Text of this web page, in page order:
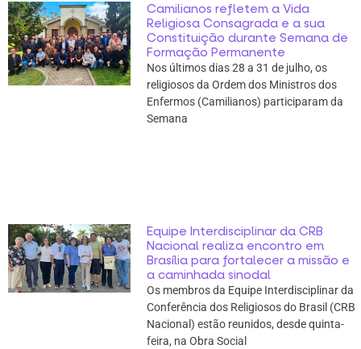
Camilianos refletem a Vida
Religiosa Consagrada e a sua
Constituição durante Semana de
Formação Permanente
Nos últimos dias 28 a 31 de julho, os
religiosos da Ordem dos Ministros dos
Enfermos (Camilianos) participaram da
Semana
Equipe Interdisciplinar da CRB
Nacional realiza encontro em
Brasília para fortalecer a missão e
a caminhada sinodal
Os membros da Equipe Interdisciplinar da
Conferência dos Religiosos do Brasil (CRB
Nacional) estão reunidos, desde quinta-
feira, na Obra Social